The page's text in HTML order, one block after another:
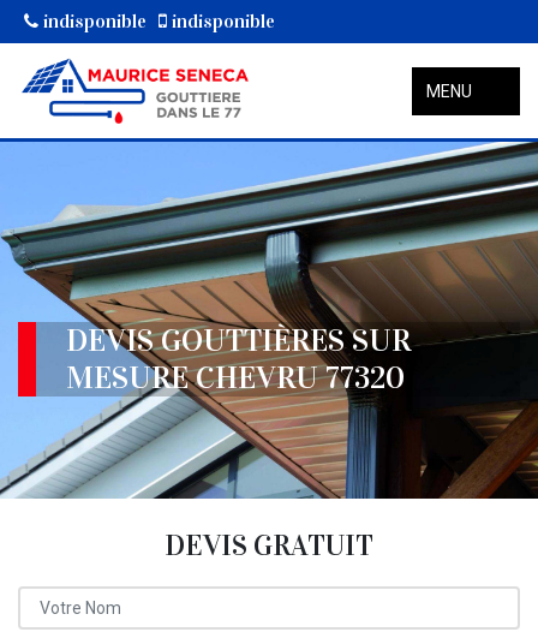
indisponible indisponible
MENU
DEVIS GOUTTIÈRES SUR
MESURE CHEVRU 77320
DEVIS GRATUIT